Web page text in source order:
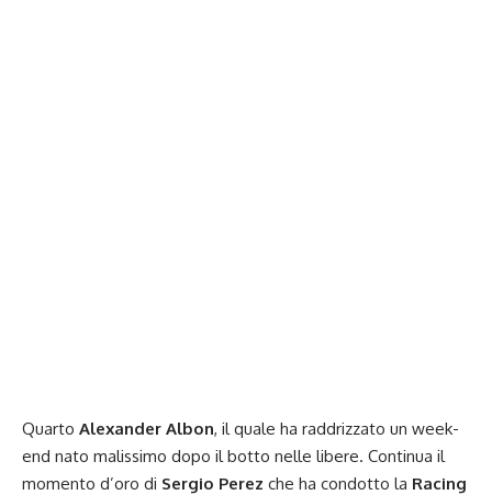
Quarto Alexander Albon, il quale ha raddrizzato un week-
end nato malissimo dopo il botto nelle libere. Continua il
momento d’oro di Sergio Perez che ha condotto la Racing